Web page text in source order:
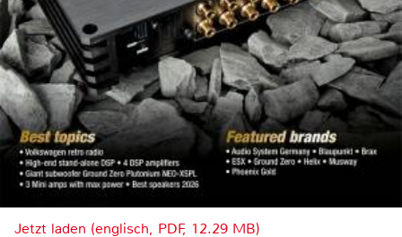
Jetzt laden (englisch, PDF, 12.29 MB)